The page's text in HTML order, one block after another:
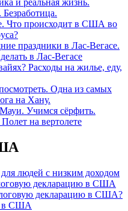
и реальная жизнь.
Что происходит в США во
праздники в Лас-Вегасе.
в Лас-Вегасе
Расходы на жилье, еду,
Одна из самых
на Хану.
Учимся сёрфить.
на вертолете
людей с низким доходом
декларацию в США
декларацию в США?
в США